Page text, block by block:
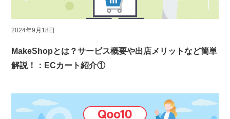
2024年9月18日
MakeShopとは？サービス概要や出店メリットなど簡単
解説！：ECカート紹介①